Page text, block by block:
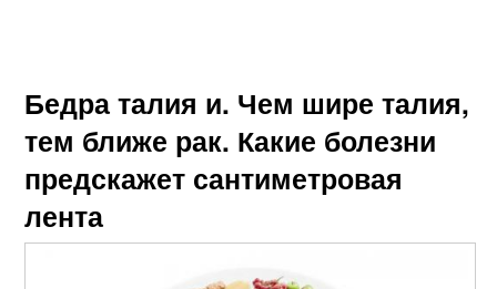
Бедра талия и. Чем шире талия,
тем ближе рак. Какие болезни
предскажет сантиметровая
лента